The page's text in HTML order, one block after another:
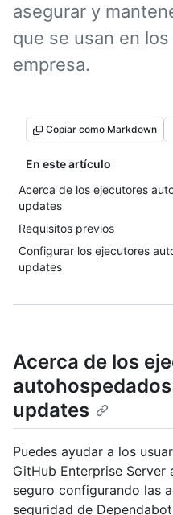
asegurar y
que se usan en
empresa.
Copiar como Markdown
En este artículo
Acerca de los ejecutores
updates
Requisitos previos
Configurar los ejecutores
updates
Acerca de los
updates
Puedes ayudar a los
GitHub Enterprise
seguro configurando las
seguridad de